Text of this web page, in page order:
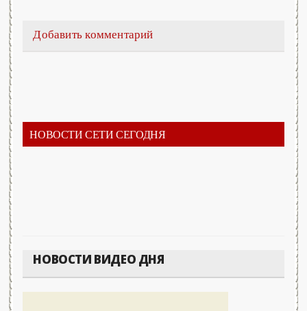
Добавить комментарий
НОВОСТИ СЕТИ СЕГОДНЯ
НОВОСТИ ВИДЕО ДНЯ